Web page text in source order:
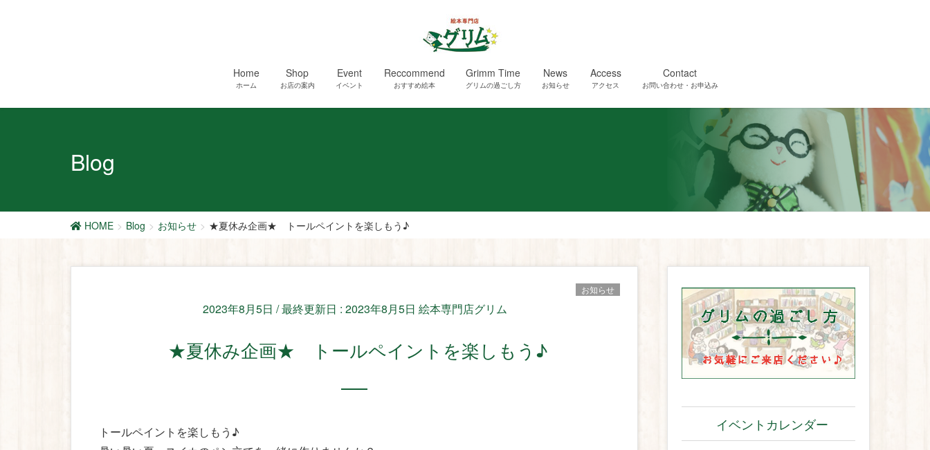
Home
ホーム
Shop
お店の案内
Event
イベント
Reccommend
おすすめ絵本
Grimm Time
グリムの過ごし方
News
お知らせ
Access
アクセス
Contact
お問い合わせ・お申込み
Blog
HOME Blog お知らせ ★夏休み企画★ トールペイントを楽しもう♪
2023年8月5日 / 最終更新日 :2023年8月5日 絵本専門店グリム
お知らせ
★夏休み企画★ トールペイントを楽しもう♪
トールペイントを楽しもう♪
イベントカレンダー